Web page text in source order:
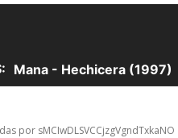
por sMCIwDLSVCCjzgVgndTxkaNO